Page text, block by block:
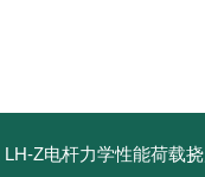
LH-Z电杆力学性能荷载